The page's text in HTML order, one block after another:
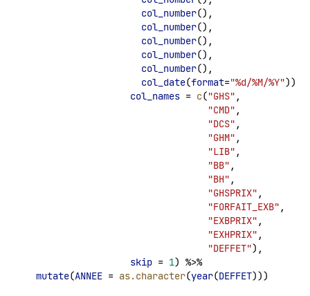
col_number(),
col_number(),
col_number(),
col_number(),
col_number(),
col_date(format="%d/%M/%Y")),
col_names = c("GHS" ,
"CMD" ,
"DCS" ,
"GHM" ,
"LIB" ,
"BB" ,
"BH" ,
"GHSPRIX" ,
"FORFAIT_EXB" ,
"EXBPRIX" ,
"EXHPRIX" ,
"DEFFET"),
skip = 1) %>%
mutate(ANNEE = as.character(year(DEFFET)))